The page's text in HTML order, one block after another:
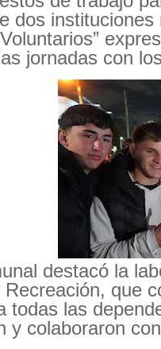
dos
jornadas con
destacó la
Recreación, que
todas las
y colaboraron